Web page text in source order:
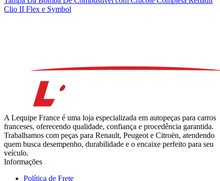
Clio II Flex e Symbol
A Lequipe France é uma loja especializada em autopeças para carros
franceses, oferecendo qualidade, confiança e procedência garantida.
Trabalhamos com peças para Renault, Peugeot e Citroën, atendendo
quem busca desempenho, durabilidade e o encaixe perfeito para seu
veículo.
Informações
Política de Frete